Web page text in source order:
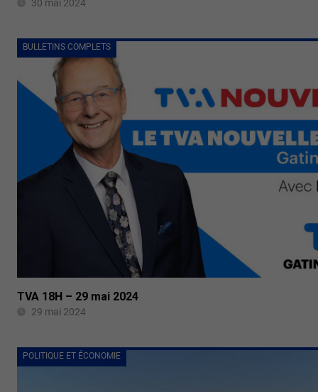
30 mai 2024
BULLETINS COMPLETS
TVA 18H – 29 mai 2024
29 mai 2024
POLITIQUE ET ÉCONOMIE